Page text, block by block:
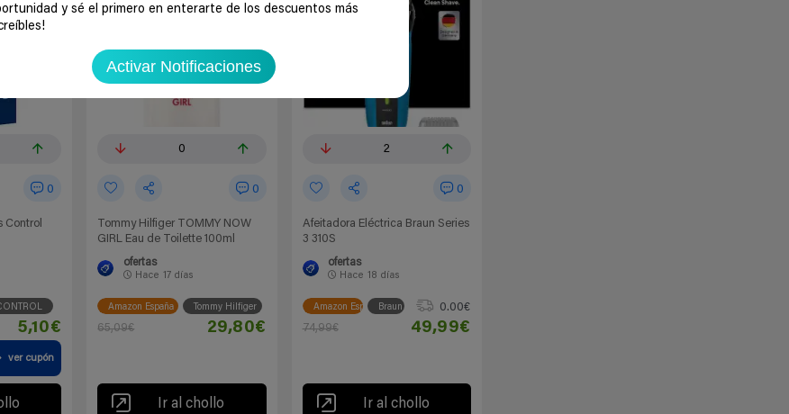
y sé el primero en enterarte de los descuentos más
Activar Notificaciones
0
Control
5,10€
ver cupón
0
0
Tommy Hilfiger TOMMY NOW
GIRL Eau de Toilette 100ml
ofertas
Hace 17 días
Amazon España Tommy Hilfiger
65,09€ 29,80€
Ir al chollo
2
0
Afeitadora Eléctrica Braun Series
3 310S
ofertas
Hace 18 días
Amazon España Braun
0.00€
74,99€
49,99€
Ir al chollo